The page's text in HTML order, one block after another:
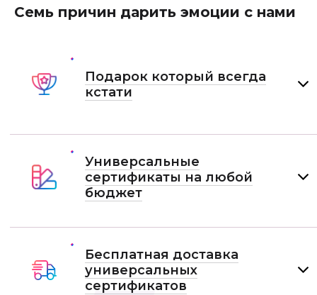
Семь причин дарить эмоции с нами
Подарок который всегда
кстати
Универсальные
сертификаты на любой
бюджет
Бесплатная доставка
универсальных
сертификатов